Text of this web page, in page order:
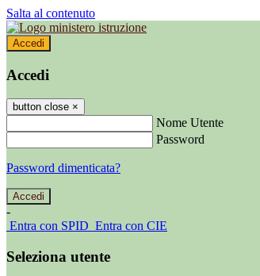
Salta al contenuto
Accedi
Accedi
button close ×
Nome Utente
Password
Password dimenticata?
-
Entra con SPID Entra con CIE
Seleziona utente